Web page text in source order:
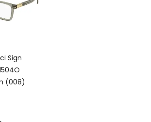
Sign
(008)